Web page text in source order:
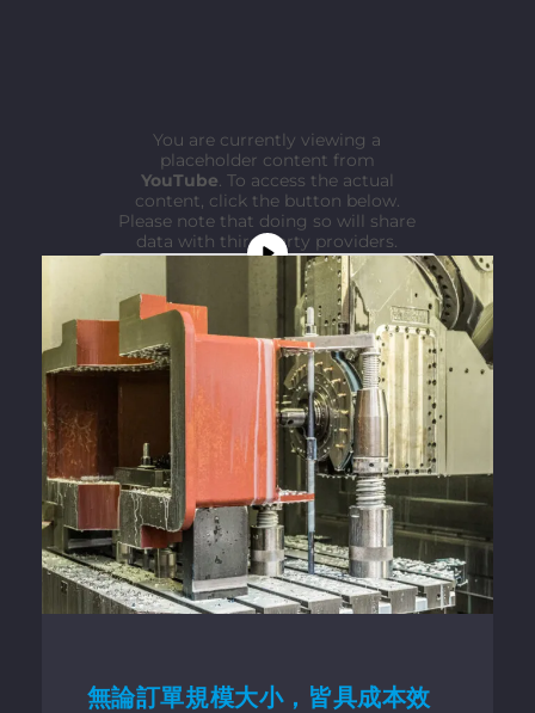
You are currently viewing a
placeholder content from
YouTube. To access the actual
content, click the button below.
Please note that doing so will share
data with third-party providers.
More Information
Unblock content
Accept required service and
unblock content
無論訂單規模大小，皆具成本效